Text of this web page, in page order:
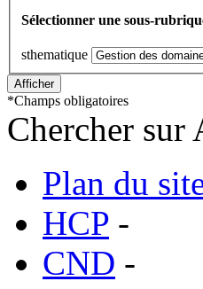
Sélectionner une sous-
sthematique
*Champs obligatoires
Chercher sur
Plan du
HCP -
CND -